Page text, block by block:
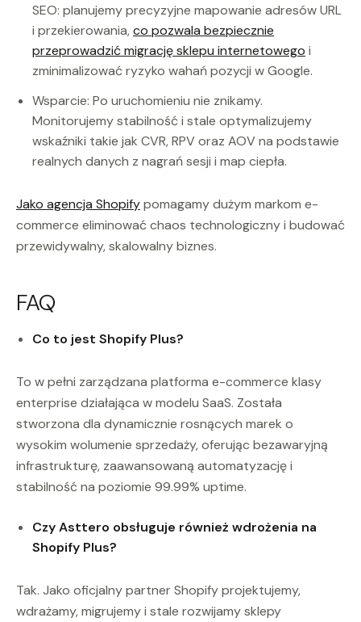
SEO: planujemy precyzyjne mapowanie adresów URL
i przekierowania,co pozwala bezpiecznie
przeprowadzić migrację sklepu internetowego i
zminimalizować ryzyko wahań pozycji w Google.
Wsparcie: Po uruchomieniu nie znikamy.
Monitorujemy stabilność i stale optymalizujemy
wskaźniki takie jak CVR, RPV oraz AOV na podstawie
realnych danych z nagrań sesji i map ciepła.
Jako agencja Shopifypomagamy dużym markom e-
commerce eliminować chaos technologiczny i budować
przewidywalny, skalowalny biznes.
FAQ
Co to jest Shopify Plus?
To w pełni zarządzana platforma e-commerce klasy
enterprise działająca w modelu SaaS. Została
stworzona dla dynamicznie rosnących marek o
wysokim wolumenie sprzedaży, oferując bezawaryjną
infrastrukturę, zaawansowaną automatyzację i
stabilność na poziomie 99.99% uptime.
Czy Asttero obsługuje również wdrożenia na
Shopify Plus?
Tak. Jako oficjalny partner Shopify projektujemy,
wdrażamy, migrujemy i stale rozwijamy sklepy